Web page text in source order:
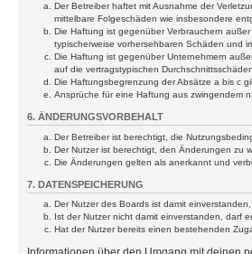
Der Betreiber haftet mit Ausnahme der
mittelbare Folgeschäden wie insbesondere
Die Haftung ist gegenüber Verbrauchern
typischerweise vorhersehbaren Schäden und
Die Haftung ist gegenüber Unternehmern
auf die vertragstypischen
Die Haftungsbegrenzung der Absätze a bis c
Ansprüche für eine Haftung aus zwingendem
6. ÄNDERUNGSVORBEHALT
Der Betreiber ist berechtigt, die
Der Nutzer ist berechtigt, den Änderungen zu
Die Änderungen gelten als anerkannt und
7. DATENSPEICHERUNG
Der Nutzer des Boards ist damit
Ist der Nutzer nicht damit einverstanden, darf
Hat der Nutzer bereits einen bestehenden